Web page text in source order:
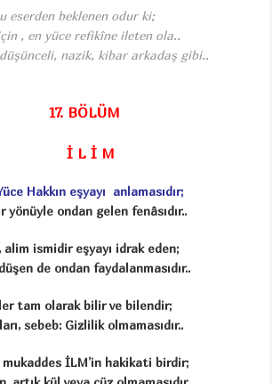
eserden beklenen odur ki;
, en yüce refikîne ileten ola..
nazik, kibar arkadaş gibi..
17. BÖLÜM
İ L İ M
Hakkın eşyayı anlamasıdır;
yönüyle ondan gelen fenâsıdır..
alim ismidir eşyayı idrak eden;
de ondan faydalanmasıdır..
tam olarak bilir ve bilendir;
sebeb: Gizlilik olmamasıdır..
mukaddes İLM’in hakikati birdir;